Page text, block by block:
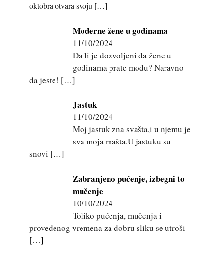
oktobra otvara svoju […]
Moderne žene u godinama
11/10/2024
Da li je dozvoljeni da žene u
godinama prate modu? Naravno
da jeste! […]
Jastuk
11/10/2024
Moj jastuk zna svašta,i u njemu je
sva moja mašta.U jastuku su
snovi […]
Zabranjeno pućenje, izbegni to
mučenje
10/10/2024
Toliko pućenja, mučenja i
provedenog vremena za dobru sliku se utroši
[…]